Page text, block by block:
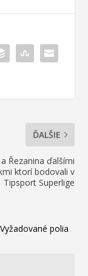
ĎALŠIE
Řezanina ďalšími
ktorí bodovali v
Tipsport Superlige
Vyžadované polia